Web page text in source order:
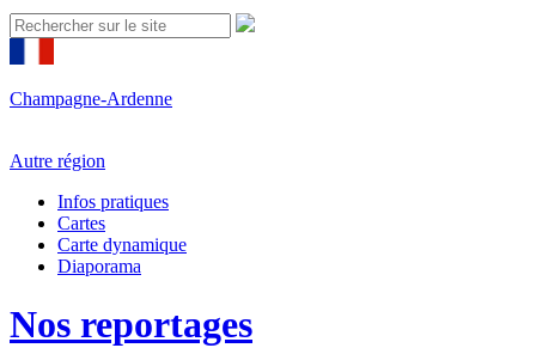
Champagne-Ardenne
Autre région
Infos pratiques
Cartes
Carte dynamique
Diaporama
Nos reportages